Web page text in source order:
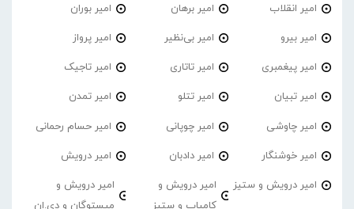
امیر انقلاب امیر برهان امیر‌ بوران
امیر بیرو امیر بی‌نظیر امیر پرواز
امیر پیغمبری امیر تاتاری امیر تاجیک
امیر تبیان امیر تتلو امیر تمدن
امیر چاوشی امیر چوپانی امیر حسام رحمانی
امیر خوشنگار امیر دادبان امیر درویش
امیر درویش و ستیز
امیر درویش و
کامیاب و ستیز
امیر درویش و
میستوگان و دی.ان